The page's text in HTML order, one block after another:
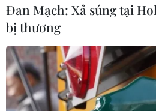
Đan Mạch: Xả súng tại
bị thương